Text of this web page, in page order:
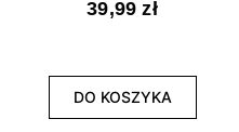
39,99 zł
DO KOSZYKA